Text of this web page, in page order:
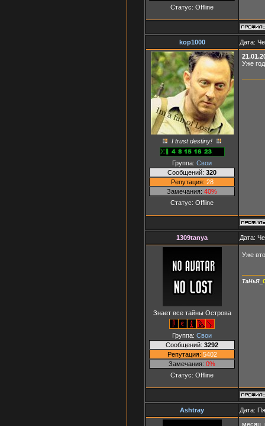
Статус: Offline
kop1000 Дата:
I trust destiny!
Группа: Свои
Сообщений: 320
Репутация: 28
Замечания: 40%
Статус: Offline
Уже год
1309tanya Дата:
Знает все тайны Острова
Группа: Свои
Сообщений: 3292
Репутация: 5402
Замечания: 0%
Статус: Offline
Уже
ТаНьЯ
Ashtray
Дата:
месяц,